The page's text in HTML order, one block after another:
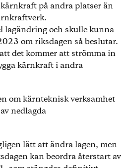
på andra platser än
lagändring och skulle kunna
om riksdagen så beslutar.
det kommer att strömma in
kärnkraft i andra
om kärnteknisk verksamhet
nedlagda
lätt att ändra lagen, men
kan beordra återstart av